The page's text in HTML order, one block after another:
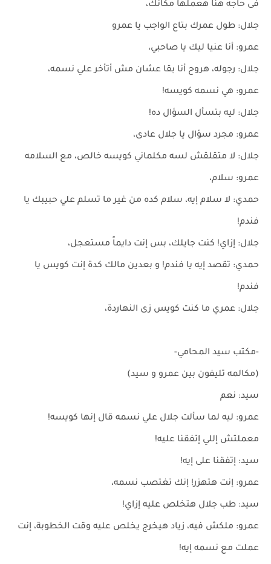
فى حاجه هنا هعملها مكانك،
جلال: طول عمرك بتاع الواجب يا عمرو
عمرو: أنا عنيا ليك يا صاحبي،
جلال: رجوله، هروح أنا بقا عشان مش أتأخر علي نسمه،
عمرو: هي نسمه كويسه!
جلال: ليه بتسأل السؤال ده!
عمرو: مجرد سؤال يا جلال عادى،
جلال: لا متقلقش لسه مكلماني كويسه خالص، مع السلامه
عمرو: سلام،
حمدي: لا سلام إيه، سلام كده من غير ما تسلم علي حبيبك يا
فندم!
جلال: إزاي! كنت جايلك، بس إنت دايماً مستعجل،
حمدي: تقصد إيه يا فندم! و بعدين مالك كدة إنت كويس يا
فندم!
جلال: عمري ما كنت كويس زى النهاردة،
-مكتب سيد المحامي-
(مكالمه تليفون بين عمرو و سيد)
سيد: نعم
عمرو: ليه لما سألت جلال علي نسمه قال إنها كويسه!
معملتش إللي إتفقنا عليه!
سيد: إتفقنا على إيه!
عمرو: إنت هتهزر! إنك تغتصب نسمه،
سيد: طب جلال هتخلص عليه إزاي!
عمرو: ملكش فيه، زياد هيخرج يخلص عليه وقت الخطوبة، إنت
عملت مع نسمه إيه!